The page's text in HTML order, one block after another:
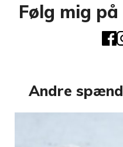
Følg mig
Andre